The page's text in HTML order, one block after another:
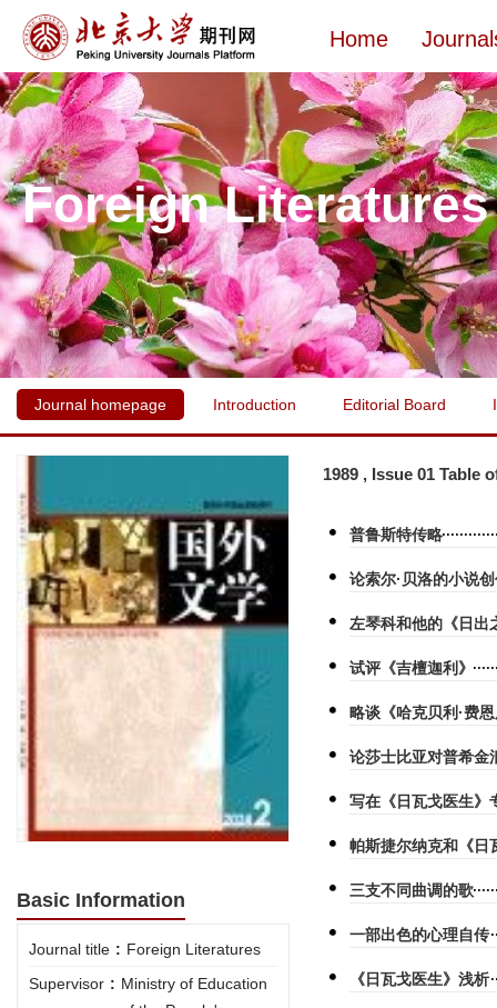
Home
Foreign Literatures
Journal homepage Introduction Editorial Board
Basic Information
Journal title : Foreign Literatures
Supervisor : Ministry of Education
1989 , Issue 01 Table
普鲁斯特传略
论索尔·贝洛的小说
左琴科和他的《日出
试评《吉檀迦利》
略谈《哈克贝利·费
论莎士比亚对普希金
写在《日瓦戈医生》
帕斯捷尔纳克和《日
三支不同曲调的歌
一部出色的心理自传
《日瓦戈医生》浅析